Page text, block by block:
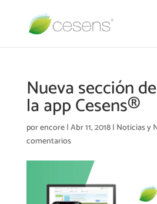
Nueva sección
la app Cesens®
porencore|Abr 11, 2018| Noticias y
comentarios